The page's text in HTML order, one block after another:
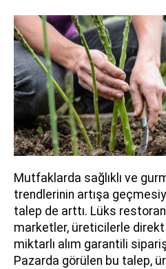
Mutfaklarda sağlıklı ve
trendlerinin artışa
talep de arttı. Lüks
marketler, üreticilerle
miktarlı alım garantili
Pazarda görülen bu talep,